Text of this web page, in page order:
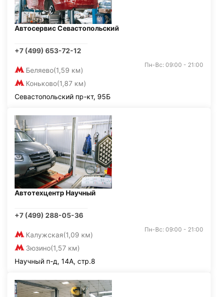
Автосервис Севастопольский
+7 (499) 653-72-12
Беляево(1,59 км)
Коньково(1,87 км)
Пн-Вс: 09:00 - 21:00
Севастопольский пр-кт, 95Б
Автотехцентр Научный
+7 (499) 288-05-36
Калужская(1,09 км)
Зюзино(1,57 км)
Пн-Вс: 09:00 - 21:00
Научный п-д, 14А, стр.8